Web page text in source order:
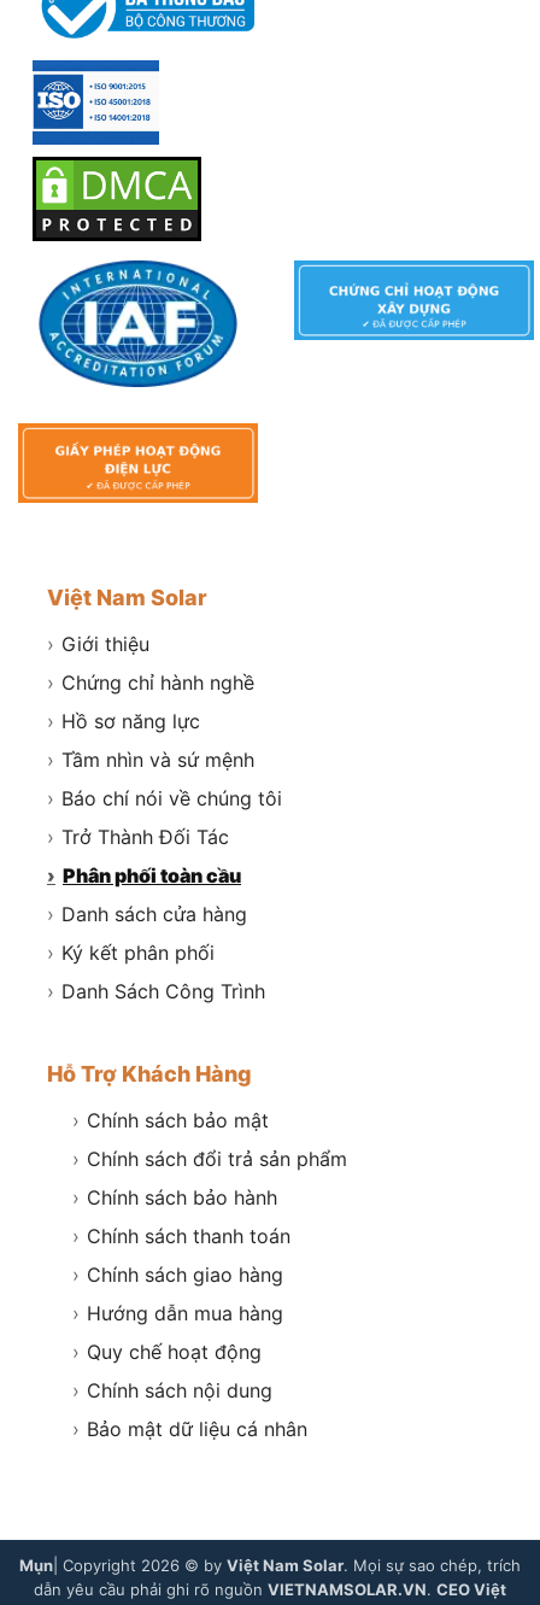
Việt Nam Solar
› Giới thiệu
› Chứng chỉ hành nghề
› Hồ sơ năng lực
› Tầm nhìn và sứ mệnh
› Báo chí nói về chúng tôi
› Trở Thành Đối Tác
› Phân phối toàn cầu
› Danh sách cửa hàng
› Ký kết phân phối
› Danh Sách Công Trình
Hỗ Trợ Khách Hàng
› Chính sách bảo mật
› Chính sách đổi trả sản phẩm
› Chính sách bảo hành
› Chính sách thanh toán
› Chính sách giao hàng
› Hướng dẫn mua hàng
› Quy chế hoạt động
› Chính sách nội dung
› Bảo mật dữ liệu cá nhân
Mụn | Copyright 2026 © by Việt Nam Solar. Mọi sự sao chép, trích
dẫn yêu cầu phải ghi rõ nguồn VIETNAMSOLAR.VN. CEO Việt